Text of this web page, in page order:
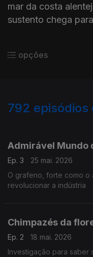
mar da costa
sustento chega
opções
792 episódios
Admirável Mundo
Ep. 3
25 mai. 2026
O grafeno, forte como o
revolucionar a indústria
Chimpazés da
Ep. 2
18 mai. 2026
Investigação para saber